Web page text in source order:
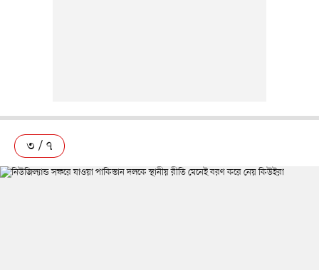
৩ / ৭